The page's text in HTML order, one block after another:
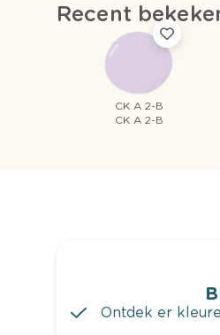
Recent
CK A 2-B
CK A 2-B
Ontdek er